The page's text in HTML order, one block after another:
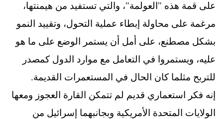
على قمة هذه "العولمة"، والتي تستفيد من هيمنتها،
مرغمة على محاولة إبطاء عملية التحول، وتقييد النمو
بشكل مصطنع، على أمل أن يستمر الوضع على ما هو
عليه، ويستمروا في التعامل مع موارد الدول كمصدر
للتربح مثلما كان الحال في المستعمرات القديمة.
إنه فكر استعماري قديم لم تتمكن القارة العجوز ومعها
الولايات المتحدة الأمريكية وبجانبهما إسرائيل من